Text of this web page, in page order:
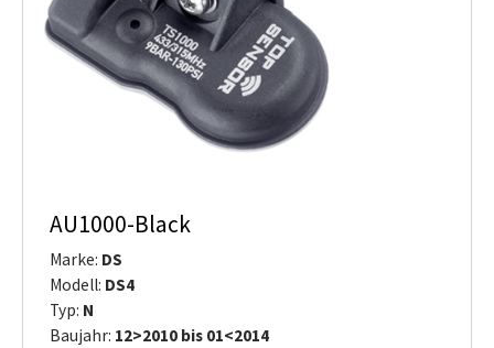
AU1000-Black
Marke: DS
Modell: DS4
Typ: N
Baujahr: 12>2010 bis 01<2014